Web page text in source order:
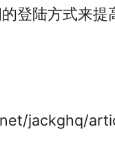
登陆方式来提
jackghq/